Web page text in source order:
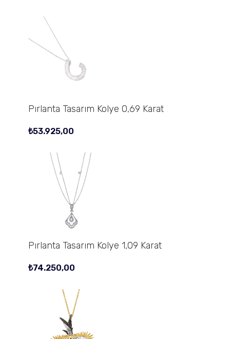
Pırlanta Tasarım Kolye 0,69 Karat
₺53.925,00
Pırlanta Tasarım Kolye 1,09 Karat
₺74.250,00